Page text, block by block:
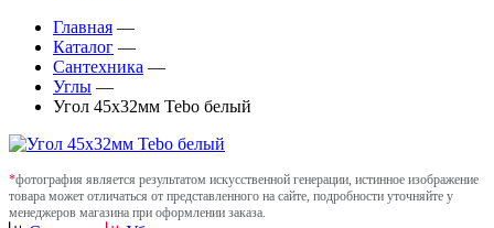
Главная —
Каталог —
Сантехника —
Углы —
Угол 45х32мм Tebo белый
*фотография является результатом искусственной генерации, истинное изображение
товара может отличаться от представленного на сайте, подробности уточняйте у
менеджеров магазина при оформлении заказа.